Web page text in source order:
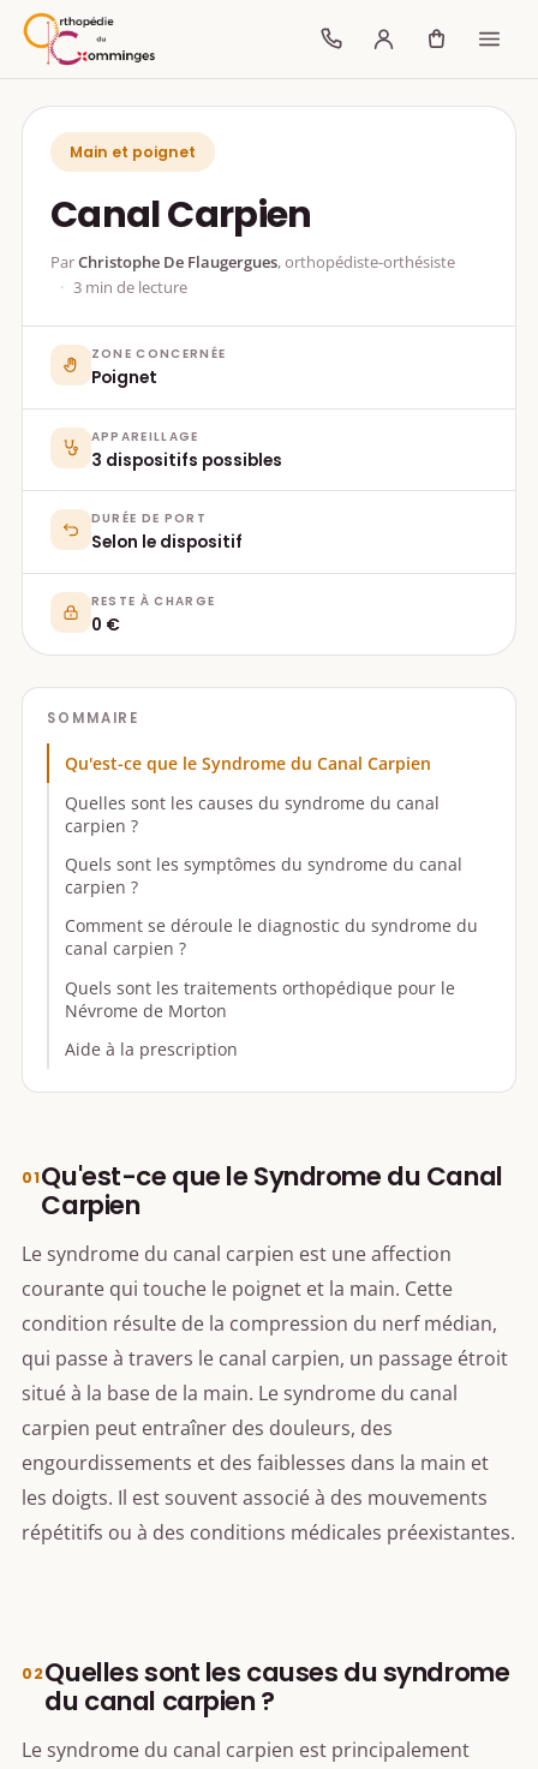
Main et poignet
Canal Carpien
ParChristophe De Flaugergues, orthopédiste-orthésiste
3 min de lecture
ZONE CONCERNÉE
Poignet
APPAREILLAGE
3 dispositifs possibles
DURÉE DE PORT
Selon le dispositif
RESTE À CHARGE
0 €
SOMMAIRE
Qu'est-ce que le Syndrome du Canal Carpien
Quelles sont les causes du syndrome du canal
carpien ?
Quels sont les symptômes du syndrome du canal
carpien ?
Comment se déroule le diagnostic du syndrome du
canal carpien ?
Quels sont les traitements orthopédique pour le
Névrome de Morton
Aide à la prescription
Qu'est-ce que le Syndrome du Canal
Carpien
Le syndrome du canal carpien est une affection
courante qui touche le poignet et la main. Cette
condition résulte de la compression du nerf médian,
qui passe à travers le canal carpien, un passage étroit
situé à la base de la main. Le syndrome du canal
carpien peut entraîner des douleurs, des
engourdissements et des faiblesses dans la main et
les doigts. Il est souvent associé à des mouvements
répétitifs ou à des conditions médicales préexistantes.
Quelles sont les causes du syndrome
du canal carpien ?
Le syndrome du canal carpien est principalement